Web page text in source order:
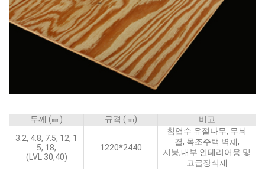
두께 (㎜) 규격 (㎜)
비고
3.2, 4.8, 7.5, 12, 1
5, 18,
(LVL 30,40)
1220*2440
침엽수 유절나무, 무늬
결, 목조주택 벽체,
지붕,내부 인테리어용 및
고급장식재